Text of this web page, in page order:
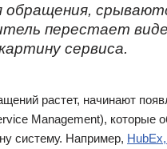
перестает
сервиса.
растет, начинают
Management), которые
систему. Например,